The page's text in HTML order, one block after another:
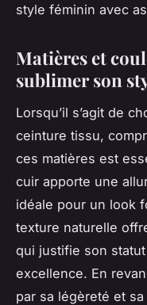
style féminin avec
Matières et
sublimer son
Lorsqu’il s’agit de
ceinture tissu,
ces matières est
cuir apporte une
idéale pour un look
texture naturelle
qui justifie son
excellence. En
par sa légèreté et